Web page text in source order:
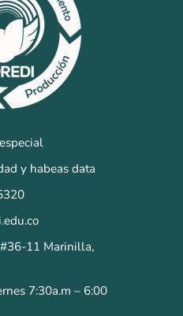
y habeas data
11 Marinilla,
7:30a.m – 6:00